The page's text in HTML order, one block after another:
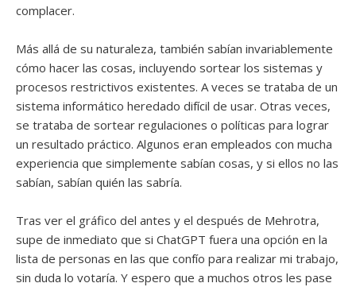
complacer.
Más allá de su naturaleza, también sabían invariablemente
cómo hacer las cosas, incluyendo sortear los sistemas y
procesos restrictivos existentes. A veces se trataba de un
sistema informático heredado difícil de usar. Otras veces,
se trataba de sortear regulaciones o políticas para lograr
un resultado práctico. Algunos eran empleados con mucha
experiencia que simplemente sabían cosas, y si ellos no las
sabían, sabían quién las sabría.
Tras ver el gráfico del antes y el después de Mehrotra,
supe de inmediato que si ChatGPT fuera una opción en la
lista de personas en las que confío para realizar mi trabajo,
sin duda lo votaría. Y espero que a muchos otros les pase